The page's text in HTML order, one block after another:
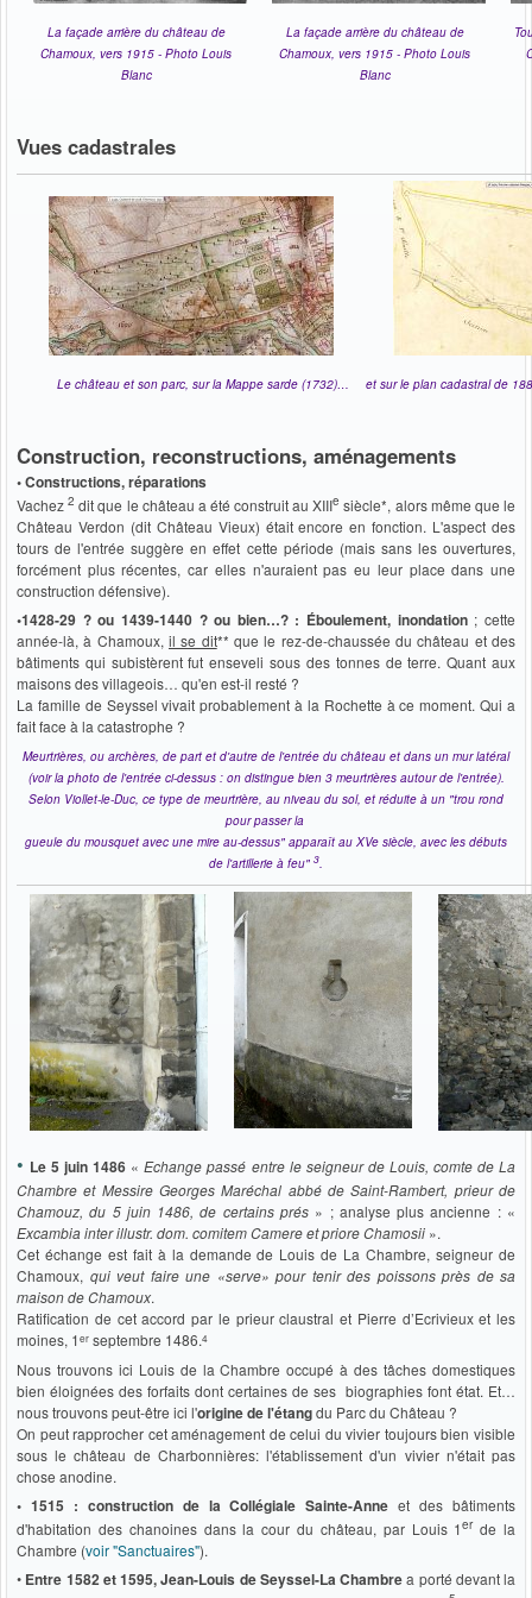
La façade arrière du château de
Chamoux, vers 1915 - Photo Louis
Blanc
La façade arrière du château de
Chamoux, vers 1915 - Photo Louis
Blanc
Vues cadastrales
Le château et son parc, sur la Mappe sarde (1732)… et sur le plan cadastral de
Construction, reconstructions, aménagements
• Constructions, réparations
Vachez2 dit que le château a été construit au XIIIe siècle*, alors même que le
Château Verdon (dit Château Vieux) était encore en fonction. L'aspect des
tours de l'entrée suggère en effet cette période (mais sans les ouvertures,
forcément plus récentes, car elles n'auraient pas eu leur place dans une
construction défensive).
•1428-29 ? ou 1439-1440 ? ou bien…? : Éboulement, inondation; cette
année-là, à Chamoux, il se dit** que le rez-de-chaussée du château et des
bâtiments qui subistèrent fut enseveli sous des tonnes de terre. Quant aux
maisons des villageois… qu'en est-il resté ?
La famille de Seyssel vivait probablement à la Rochette à ce moment. Qui a
fait face à la catastrophe ?
Meurtrières, ou archères, de part et d'autre de l'entrée du château et dans un mur latéral
(voir la photo de l'entrée ci-dessus : on distingue bien 3 meurtrières autour de l'entrée).
Selon Viollet-le-Duc, ce type de meurtrière, au niveau du sol, et réduite à un "trou rond
pour passer la
gueule du mousquet avec une mire au-dessus" apparaît au XVe siècle, avec les débuts
de l'artillerie à feu" 3.
• Le 5 juin 1486 «Echange passé entre le seigneur de Louis, comte de La
Chambre et Messire Georges Maréchal abbé de Saint-Rambert, prieur de
Chamouz, du 5 juin 1486, de certains prés » ; analyse plus ancienne : «
Excambia inter illustr. dom. comitem Camere et priore Chamosii ».
Cet échange est fait à la demande de Louis de La Chambre, seigneur de
Chamoux, qui veut faire une «serve» pour tenir des poissons près de sa
maison de Chamoux.
Ratification de cet accord par le prieur claustral et Pierre d’Ecrivieux et les
moines, 1er septembre 1486.4
Nous trouvons ici Louis de la Chambre occupé à des tâches domestiques
bien éloignées des forfaits dont certaines de ses biographies font état. Et…
nous trouvons peut-être ici l'origine de l'étangdu Parc du Château ?
On peut rapprocher cet aménagement de celui du vivier toujours bien visible
sous le château de Charbonnières: l'établissement d'un vivier n'était pas
chose anodine.
• 1515 : construction de la Collégiale Sainte-Anne et des bâtiments
d'habitation des chanoines dans la cour du château, par Louis 1erde la
Chambre (voir "Sanctuaires").
• Entre 1582 et 1595, Jean-Louis de Seyssel-La Chambrea porté devant la